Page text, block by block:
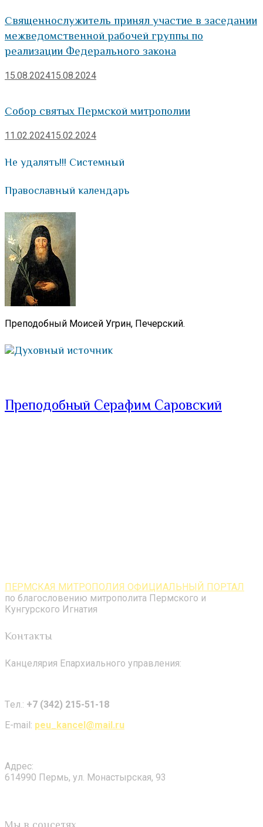
Священнослужитель принял участие в заседании
межведомственной рабочей группы по
реализации Федерального закона
15.08.202415.08.2024
Собор святых Пермской митрополии
11.02.202415.02.2024
Не удалять!!! Системный
Православный календарь
Преподобный Моисей Угрин, Печерский.
Духовный источник
Преподобный Серафим Саровский
ПЕРМСКАЯ МИТРОПОЛИЯ ОФИЦИАЛЬНЫЙ ПОРТАЛ
по благословению митрополита Пермского и
Кунгурского Игнатия
Контакты
Канцелярия Епархиального управления:
Tел.: +7 (342) 215-51-18
E-mail: peu_kancel@mail.ru
Адрес:
614990 Пермь, ул. Монастырская, 93
Мы в соцсетях